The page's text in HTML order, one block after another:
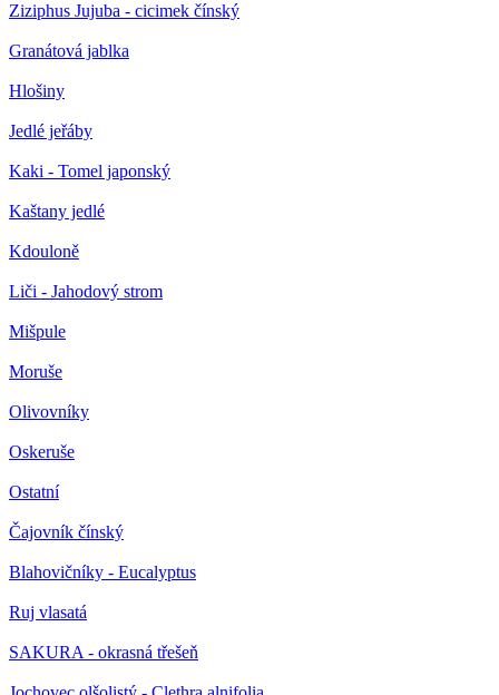
Ziziphus Jujuba - cicimek čínský
Granátová jablka
Hlošiny
Jedlé jeřáby
Kaki - Tomel japonský
Kaštany jedlé
Kdouloně
Liči - Jahodový strom
Mišpule
Moruše
Olivovníky
Oskeruše
Ostatní
Čajovník čínský
Blahovičníky - Eucalyptus
Ruj vlasatá
SAKURA - okrasná třešeň